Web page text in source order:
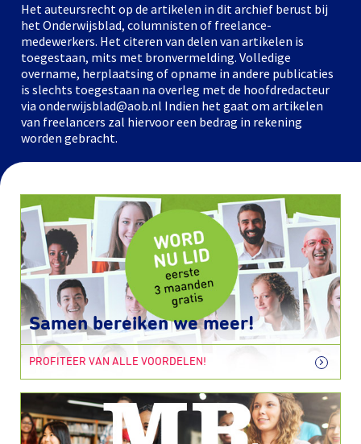
Het auteursrecht op de artikelen in dit archief berust bij
het Onderwijsblad, columnisten of freelance-
medewerkers. Het citeren van delen van artikelen is
toegestaan, mits met bronvermelding. Volledige
overname, herplaatsing of opname in andere publicaties
is slechts toegestaan na overleg met de hoofdredacteur
via onderwijsblad@aob.nl Indien het gaat om artikelen
van freelancers zal hiervoor een bedrag in rekening
worden gebracht.
Samen bereiken we meer!
PROFITEER VAN ALLE VOORDELEN!